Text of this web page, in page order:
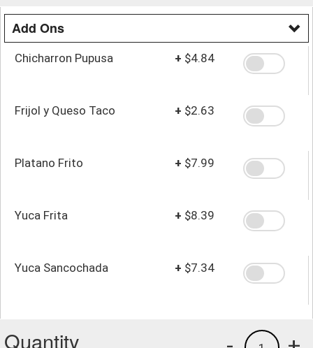
Add Ons
Chicharron Pupusa + $4.84
Frijol y Queso Taco + $2.63
Platano Frito + $7.99
Yuca Frita + $8.39
Yuca Sancochada + $7.34
Quantity